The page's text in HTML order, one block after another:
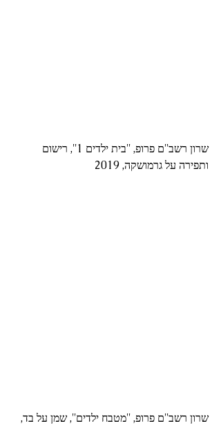
שרון רשב''ם פרופ, ''בית ילדים 1'', רישום
ותפירה על גרמושקה, 2019
שרון רשב''ם פרופ, ''מטבח ילדים'', שמן על בד,